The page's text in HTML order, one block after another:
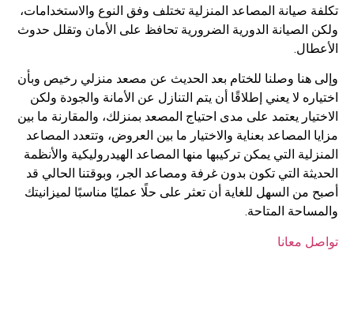
صيانة المصاعد المنزلية تختلف وفق النوع والاستخدامات،
الدورية الضرورية تحافظ على الأمان وتقلل حدوث
وصلنا للختام بعد الحديث عن مصعد منزلي رخيص وبأن
لا يعني إطلاقًا أن يتم التنازل عن الأمانة والجودة ولكن
يعتمد على مدى احتياج المصعد بمنزلك، والمقارنة ما بين
بعناية والاختيار ما بين العروض، وتتعدد المصاعد
التي يمكن تركيبها منها المصاعد الهيدروليكية والأنظمة
التي تكون بدون غرفة ومصاعد الجر، وبوقتنا الحالي قد
السهل للغاية أن تعثر على حلًا عمليًا مناسبًا لميزانيتك
المتاحة.
معانا